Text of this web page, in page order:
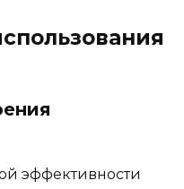
эффективности